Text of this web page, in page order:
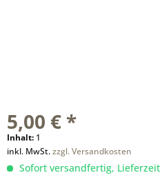
5,00 € *
Inhalt: 1
inkl. MwSt.zzgl. Versandkosten
Sofort versandfertig, Lieferzeit